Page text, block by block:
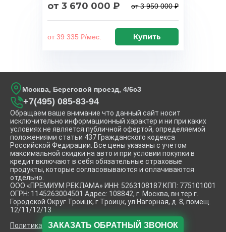
от 3 670 000 ₽ от 3 950 000 ₽
от 39 335 ₽/мес. Купить
Москва, Береговой проезд, 4/6с3
+7(495) 085-83-94
Обращаем ваше внимание что данный сайт носит
исключительно информационный характер и ни при каких
условиях не является публичной офертой, определяемой
положениями статьи 437 Гражданского кодекса
Российской Федирации. Все цены указаны с учетом
максимальной скидки на авто и при условии покупки в
кредит включают в себя обязательные страховые
продукты, которые согласовываются и оплачиваются
отдельно.
ООО «ПРЕМИУМ РЕКЛАМА» ИНН: 5263108187 КПП: 775101001
ОГРН: 1145263004501 Адрес: 108842, г. Москва, вн.тер.г.
Городской Округ Троицк, г Троицк, ул Нагорная, д. 8, помещ.
12/11/12/13
Политика конфиденциальности.
ЗАКАЗАТЬ ОБРАТНЫЙ ЗВОНОК